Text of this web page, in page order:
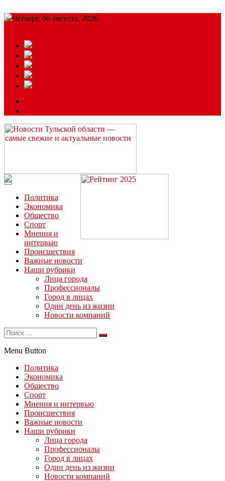
Четверг, 06 августа, 2026
Читайте последние новости дня в Тульской области на сайте
“ЗаНовомосковск”
Политика
Экономика
Общество
Спорт
Мнения и
интервью
Происшествия
Важные новости
Наши рубрики
Лица города
Профессионалы
Город в лицах
Один день из жизни
Новости компаний
Menu Button
Политика
Экономика
Общество
Спорт
Мнения и интервью
Происшествия
Важные новости
Наши рубрики
Лица города
Профессионалы
Город в лицах
Один день из жизни
Новости компаний